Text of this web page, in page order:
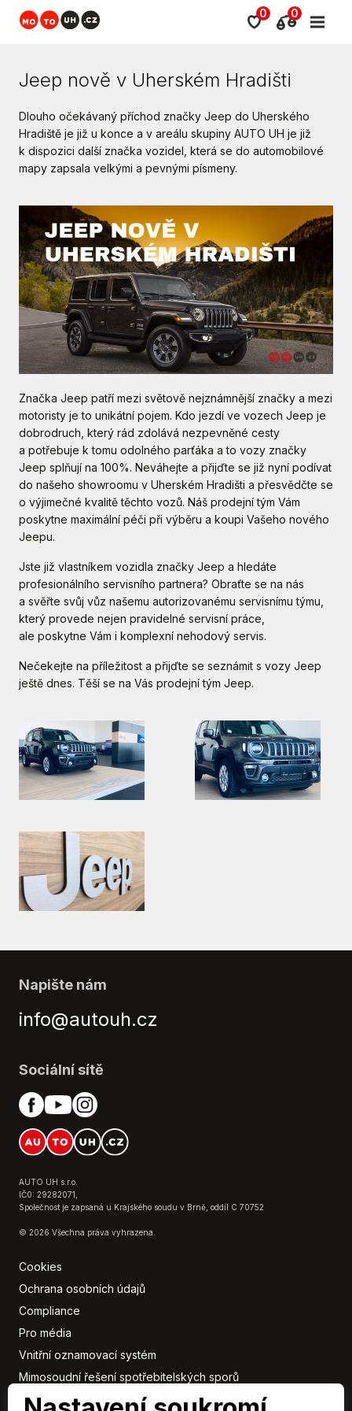
0 0
Jeep nově v Uherském Hradišti
Dlouho očekávaný příchod značky Jeep do Uherského
Hradiště je již u konce a v areálu skupiny AUTO UH je již
k dispozici další značka vozidel, která se do automobilové
mapy zapsala velkými a pevnými písmeny.
Značka Jeep patří mezi světově nejznámnější značky a mezi
motoristy je to unikátní pojem. Kdo jezdí ve vozech Jeep je
dobrodruch, který rád zdolává nezpevněné cesty
a potřebuje k tomu odolného parťáka a to vozy značky
Jeep splňují na 100%. Neváhejte a přijďte se již nyní podívat
do našeho showroomu v Uherském Hradišti a přesvědčte se
o výjimečné kvalitě těchto vozů. Náš prodejní tým Vám
poskytne maximální péči při výběru a koupi Vašeho nového
Jeepu.
Jste již vlastníkem vozidla značky Jeep a hledáte
profesionálního servisního partnera? Obraťte se na nás
a svěřte svůj vůz našemu autorizovanému servisnímu týmu,
který provede nejen pravidelné servisní práce,
ale poskytne Vám i komplexní nehodový servis.
Nečekejte na příležitost a přijďte se seznámit s vozy Jeep
ještě dnes. Těší se na Vás prodejní tým Jeep.
AUTO UH s.r.o.
IČ0: 29282071,
Společnost je zapsaná u Krajského soudu v Brně, oddíl C 70752
© 2026 Všechna práva vyhrazena.
Cookies
Ochrana osobních údajů
Compliance
Pro média
Vnitřní oznamovací systém
Mimosoudní řešení spotřebitelských sporů
Sbírka listin
Napište nám
info@autouh.cz
Sociální sítě